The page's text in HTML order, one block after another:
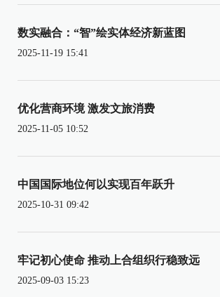
数实融合：“智”绘实体经济新蓝图
2025-11-19 15:41
优化营商环境 激发文旅消费
2025-11-05 10:52
中国国际地位何以实现百年跃升
2025-10-31 09:42
牢记初心使命 推动上合组织行稳致远
2025-09-03 15:23